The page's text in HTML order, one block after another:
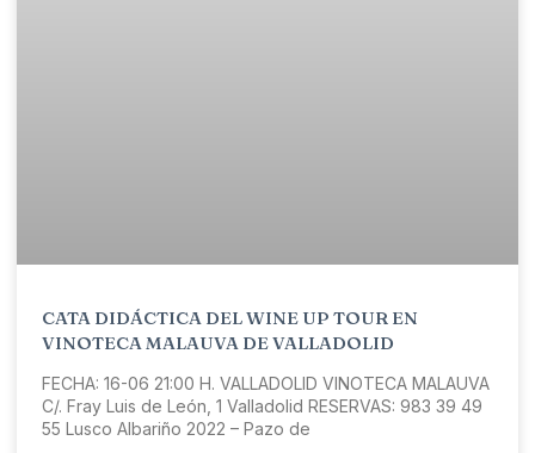
CATA DIDÁCTICA DEL WINE UP TOUR EN
VINOTECA MALAUVA DE VALLADOLID
FECHA: 16-06 21:00 H. VALLADOLID VINOTECA MALAUVA
C/. Fray Luis de León, 1 Valladolid RESERVAS: 983 39 49
55 Lusco Albariño 2022 – Pazo de